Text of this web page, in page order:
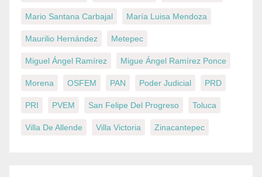
Mario Santana Carbajal María Luisa Mendoza
Maurilio Hernández Metepec
Miguel Ángel Ramírez Migue Ángel Ramírez Ponce
Morena OSFEM PAN Poder Judicial PRD
PRI PVEM San Felipe Del Progreso Toluca
Villa De Allende Villa Victoria Zinacantepec